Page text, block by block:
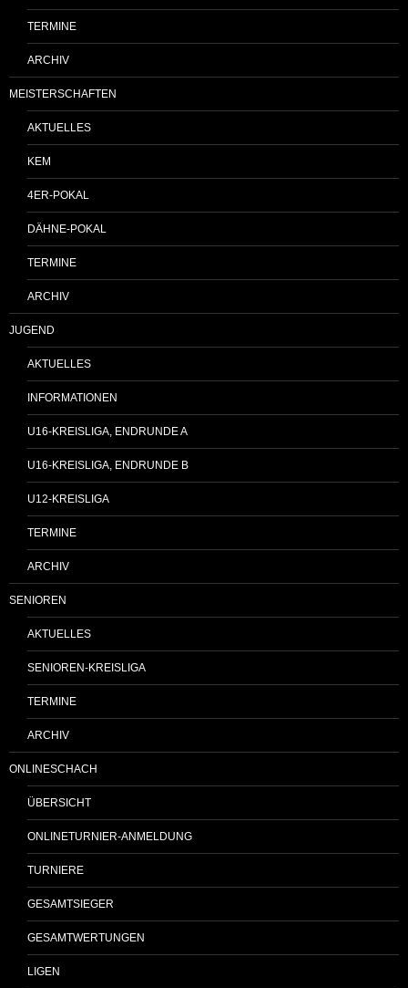
TERMINE
ARCHIV
MEISTERSCHAFTEN
AKTUELLES
KEM
4ER-POKAL
DÄHNE-POKAL
TERMINE
ARCHIV
JUGEND
AKTUELLES
INFORMATIONEN
U16-KREISLIGA, ENDRUNDE A
U16-KREISLIGA, ENDRUNDE B
U12-KREISLIGA
TERMINE
ARCHIV
SENIOREN
AKTUELLES
SENIOREN-KREISLIGA
TERMINE
ARCHIV
ONLINESCHACH
ÜBERSICHT
ONLINETURNIER-ANMELDUNG
TURNIERE
GESAMTSIEGER
GESAMTWERTUNGEN
LIGEN